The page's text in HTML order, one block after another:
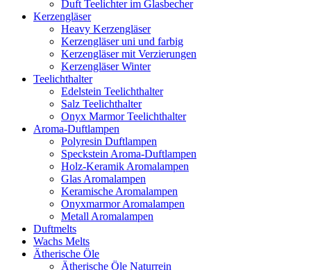
Duft Teelichter im Glasbecher
Kerzengläser
Heavy Kerzengläser
Kerzengläser uni und farbig
Kerzengläser mit Verzierungen
Kerzengläser Winter
Teelichthalter
Edelstein Teelichthalter
Salz Teelichthalter
Onyx Marmor Teelichthalter
Aroma-Duftlampen
Polyresin Duftlampen
Speckstein Aroma-Duftlampen
Holz-Keramik Aromalampen
Glas Aromalampen
Keramische Aromalampen
Onyxmarmor Aromalampen
Metall Aromalampen
Duftmelts
Wachs Melts
Ätherische Öle
Ätherische Öle Naturrein